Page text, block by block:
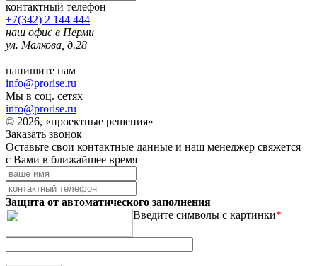
контактный телефон
+7(342) 2 144 444
наш офис в Перми
ул. Малкова, д.28
напишите нам
info@prorise.ru
Мы в соц. сетях
info@prorise.ru
© 2026, «проектные решения»
Заказать звонок
Оставьте свои контактные данные и наш менеджер свяжется
с Вами в ближайшее время
Защита от автоматического заполнения
Введите символы с картинки*